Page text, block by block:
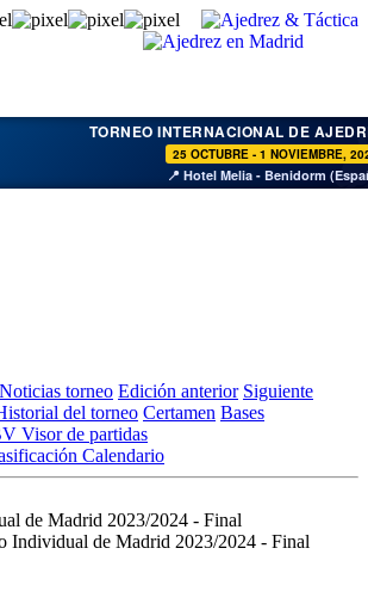
TORNEO INTERNACIONAL DE
25 OCTUBRE - 1 NOVIEMBRE,
📍 Hotel Melia - Benidorm
Noticias torneo Edición anterior Siguiente
del torneo Certamen Bases
Visor de partidas
Calendario
de Madrid 2023/2024 - Final